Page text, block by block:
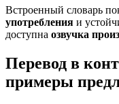
Встроенный словарь
употребления и
доступна озвучка
Перевод в
примеры